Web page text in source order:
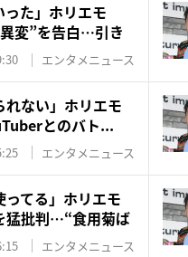
った」ホリエモ
変”を告白…引き
エンタメニュース
れない」ホリエモ
とのバト...
エンタメニュース
ってる」ホリエモ
批判…“食用菊ば
エンタメニュース